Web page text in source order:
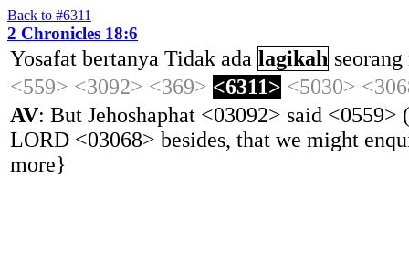
Back to #6311
2 Chronicles 18:6
Yosafat bertanya Tidak ada lagikah seorang
<559> <3092> <369> <6311> <5030>
AV: But Jehoshaphat <03092> said
LORD <03068> besides, that we might
more}